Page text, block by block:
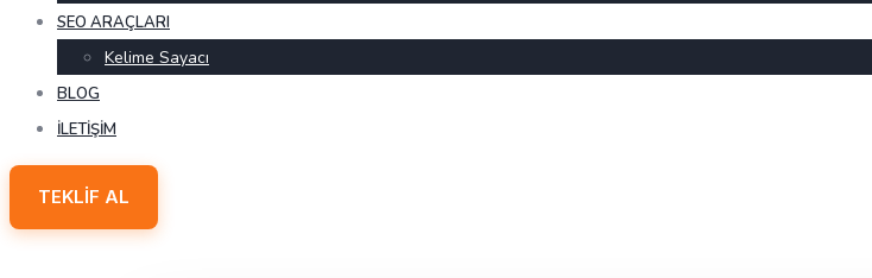
SEO ARAÇLARI
Kelime Sayacı
BLOG
İLETIŞIM
TEKLIF AL